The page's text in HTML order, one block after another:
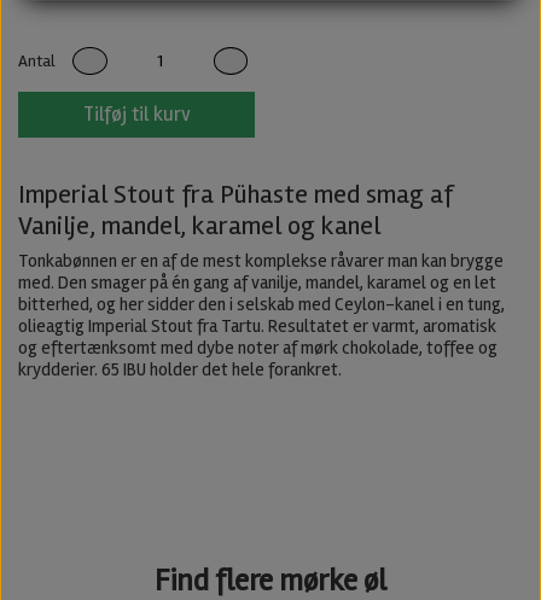
Antal
Tilføj til kurv
Imperial Stout fra Pühaste med smag af
Vanilje, mandel, karamel og kanel
Tonkabønnen er en af de mest komplekse råvarer man kan brygge
med. Den smager på én gang af vanilje, mandel, karamel og en let
bitterhed, og her sidder den i selskab med Ceylon-kanel i en tung,
olieagtig Imperial Stout fra Tartu. Resultatet er varmt, aromatisk
og eftertænksomt med dybe noter af mørk chokolade, toffee og
krydderier. 65 IBU holder det hele forankret.
Find flere mørke øl